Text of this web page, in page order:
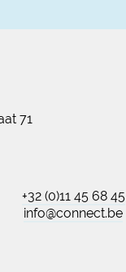
71
+32 (0)11 45 68 45
info@connect.be